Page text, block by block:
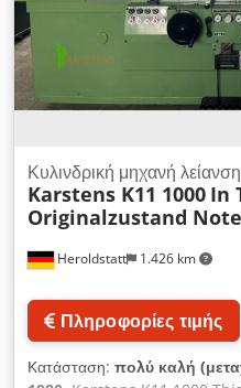
Heroldstatt 1.426 km
Κυλινδρική μηχανή
Karstens K11 1000 In
Originalzustand
Πληροφορίες τιμής
Κατάσταση: πολύ καλή